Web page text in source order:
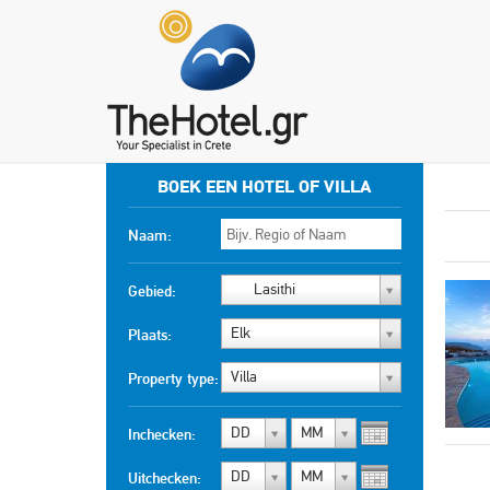
BOEK EEN HOTEL OF VILLA
Naam:
Gebied: Lasithi
Plaats: Elk
Property type: Villa
Inchecken: DD MM
Uitchecken: DD MM